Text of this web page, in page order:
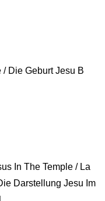
Die Geburt Jesu B
In The Temple / La
Darstellung Jesu Im